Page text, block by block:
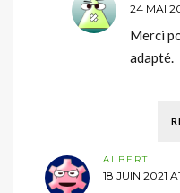
24 MAI
Merci
adapté.
ALBERT
18 JUIN 2021